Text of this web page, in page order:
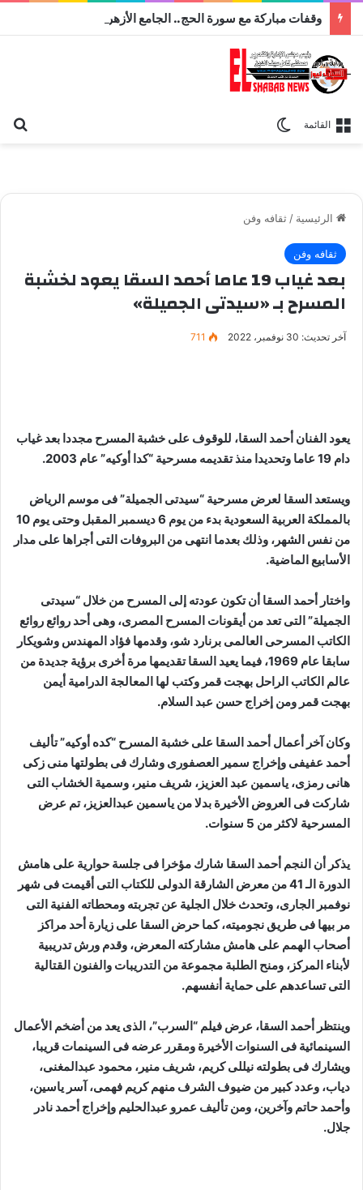
القائمة
الرئيسية / ثقافه وفن
ثقافه وفن
بعد غياب 19 عاما أحمد السقا يعود لخشبة
المسرح بـ «سيدتى الجميلة»
آخر تحديث: 30 نوفمبر، 2022 711
يعود الفنان أحمد السقا، للوقوف على خشبة المسرح مجددا بعد غياب
دام 19 عاما وتحديدا منذ تقديمه مسرحية “كدا أوكيه” عام 2003.
ويستعد السقا لعرض مسرحية “سيدتى الجميلة” فى موسم الرياض
بالمملكة العربية السعودية بدء من يوم 6 ديسمبر المقبل وحتى يوم 10
من نفس الشهر، وذلك بعدما انتهى من البروفات التى أجراها على مدار
الأسابيع الماضية.
واختار أحمد السقا أن تكون عودته إلى المسرح من خلال “سيدتى
الجميلة” التى تعد من أيقونات المسرح المصرى، وهى أحد روائع روائع
الكاتب المسرحى العالمى برنارد شو، وقدمها فؤاد المهندس وشويكار
سابقا عام 1969، فيما يعيد السقا تقديمها مرة أخرى برؤية جديدة من
عالم الكاتب الراحل بهجت قمر وكتب لها المعالجة الدرامية أيمن
بهجت قمر ومن إخراج حسن عبد السلام.
وكان آخر أعمال أحمد السقا على خشبة المسرح “كده أوكيه” تأليف
أحمد عفيفى وإخراج سمير العصفورى وشارك فى بطولتها منى زكى
هانى رمزى، ياسمين عبد العزيز، شريف منير، وسمية الخشاب التى
شاركت فى العروض الأخيرة بدلا من ياسمين عبدالعزيز، تم عرض
المسرحية لاكثر من 5 سنوات.
يذكر أن النجم أحمد السقا شارك مؤخرا فى جلسة حوارية على هامش
الدورة الـ 41 من معرض الشارقة الدولى للكتاب التى أقيمت فى شهر
نوفمبر الجارى، وتحدث خلال الجلية عن تجربته ومحطاته الفنية التى
مر بيها فى طريق نجوميته، كما حرض السقا على زيارة أحد مراكز
أصحاب الهمم على هامش مشاركته المعرض، وقدم ورش تدريبية
لأبناء المركز، ومنح الطلبة مجموعة من التدريبات والفنون القتالية
التى تساعدهم على حماية أنفسهم.
وينتظر أحمد السقا، عرض فيلم “السرب”، الذى يعد من أضخم الأعمال
السينمائية فى السنوات الأخيرة ومقرر عرضه فى السينمات قريبا،
ويشارك فى بطولته نيللى كريم، شريف منير، محمود عبدالمغنى،
دياب، وعدد كبير من ضيوف الشرف منهم كريم فهمى، آسر ياسين،
وأحمد حاتم وآخرين، ومن تأليف عمرو عبدالحليم وإخراج أحمد نادر
جلال.